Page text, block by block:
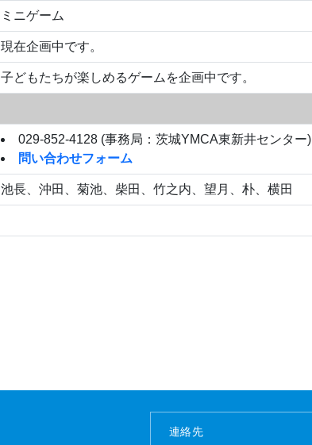
ミニゲーム
現在企画中です。
子どもたちが楽しめるゲームを企画中です。
029-852-4128 (事務局：茨城YMCA東新井センター)
問い合わせフォーム
池長、沖田、菊池、柴田、竹之内、望月、朴、横田
連絡先